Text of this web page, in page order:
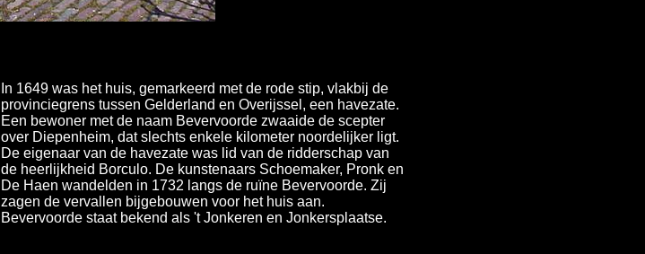
In 1649 was het huis, gemarkeerd met de rode stip, vlakbij de
provinciegrens tussen Gelderland en Overijssel, een havezate.
Een bewoner met de naam Bevervoorde zwaaide de scepter
over Diepenheim, dat slechts enkele kilometer noordelijker ligt.
De eigenaar van de havezate was lid van de ridderschap van
de heerlijkheid Borculo. De kunstenaars Schoemaker, Pronk en
De Haen wandelden in 1732 langs de ruïne Bevervoorde. Zij
zagen de vervallen bijgebouwen voor het huis aan.
Bevervoorde staat bekend als 't Jonkeren en Jonkersplaatse.